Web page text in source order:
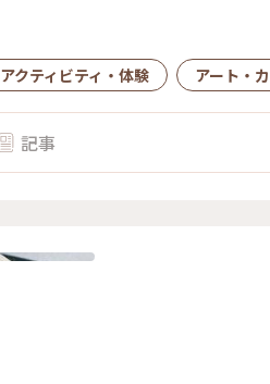
アクティビティ・体験 アート・
記事